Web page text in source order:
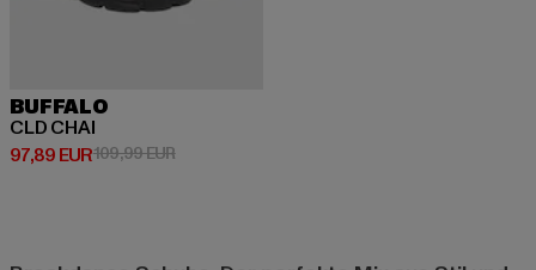
BUFFALO
CLD CHAI
97,89 EUR
Derzeitiger Preis: 97,89 EUR
109,99 EURAktionspreis: 109,99 EUR